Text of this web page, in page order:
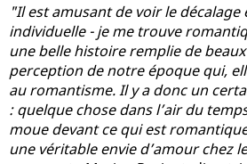
"Il est amusant de voir le
individuelle - je me trouve
une belle histoire remplie de
perception de notre époque qui,
au romantisme. Il y a donc un
: quelque chose dans l’air du
moue devant ce qui est
une véritable envie d’amour chez